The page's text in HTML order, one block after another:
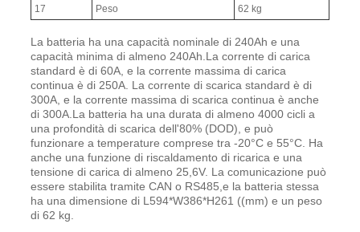
17
Peso 62 kg
La batteria ha una capacità nominale di 240Ah e una
capacità minima di almeno 240Ah.La corrente di carica
standard è di 60A, e la corrente massima di carica
continua è di 250A. La corrente di scarica standard è di
300A, e la corrente massima di scarica continua è anche
di 300A.La batteria ha una durata di almeno 4000 cicli a
una profondità di scarica dell'80% (DOD), e può
funzionare a temperature comprese tra -20°C e 55°C. Ha
anche una funzione di riscaldamento di ricarica e una
tensione di carica di almeno 25,6V. La comunicazione può
essere stabilita tramite CAN o RS485,e la batteria stessa
ha una dimensione di L594*W386*H261 ((mm) e un peso
di 62 kg.